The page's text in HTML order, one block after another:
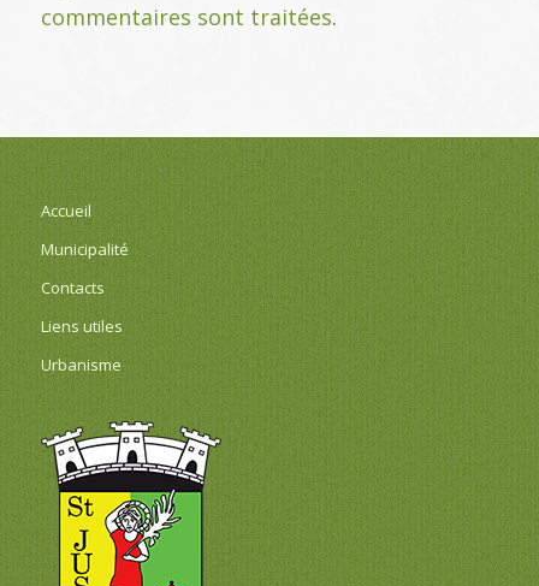
commentaires sont traitées.
Accueil
Municipalité
Contacts
Liens utiles
Urbanisme